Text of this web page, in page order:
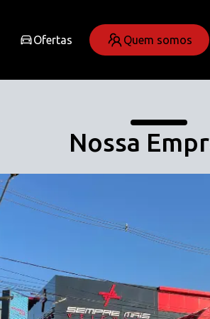
Ofertas Quem somos
Nossa